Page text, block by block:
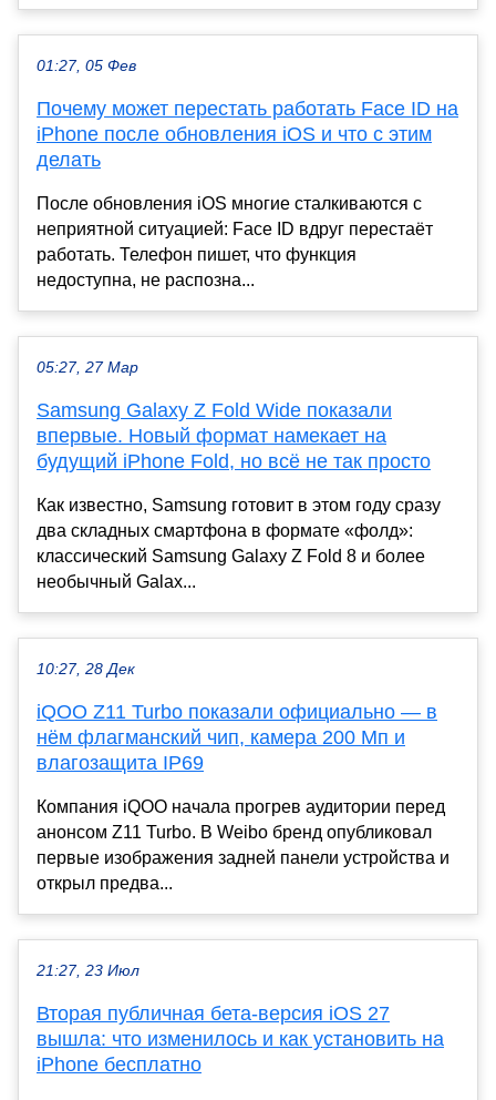
01:27, 05 Фев
Почему может перестать работать Face ID на
iPhone после обновления iOS и что с этим
делать
После обновления iOS многие сталкиваются с
неприятной ситуацией: Face ID вдруг перестаёт
работать. Телефон пишет, что функция
недоступна, не распозна...
05:27, 27 Мар
Samsung Galaxy Z Fold Wide показали
впервые. Новый формат намекает на
будущий iPhone Fold, но всё не так просто
Как известно, Samsung готовит в этом году сразу
два складных смартфона в формате «фолд»:
классический Samsung Galaxy Z Fold 8 и более
необычный Galax...
10:27, 28 Дек
iQOO Z11 Turbo показали официально — в
нём флагманский чип, камера 200 Мп и
влагозащита IP69
Компания iQOO начала прогрев аудитории перед
анонсом Z11 Turbo. В Weibo бренд опубликовал
первые изображения задней панели устройства и
открыл предва...
21:27, 23 Июл
Вторая публичная бета-версия iOS 27
вышла: что изменилось и как установить на
iPhone бесплатно